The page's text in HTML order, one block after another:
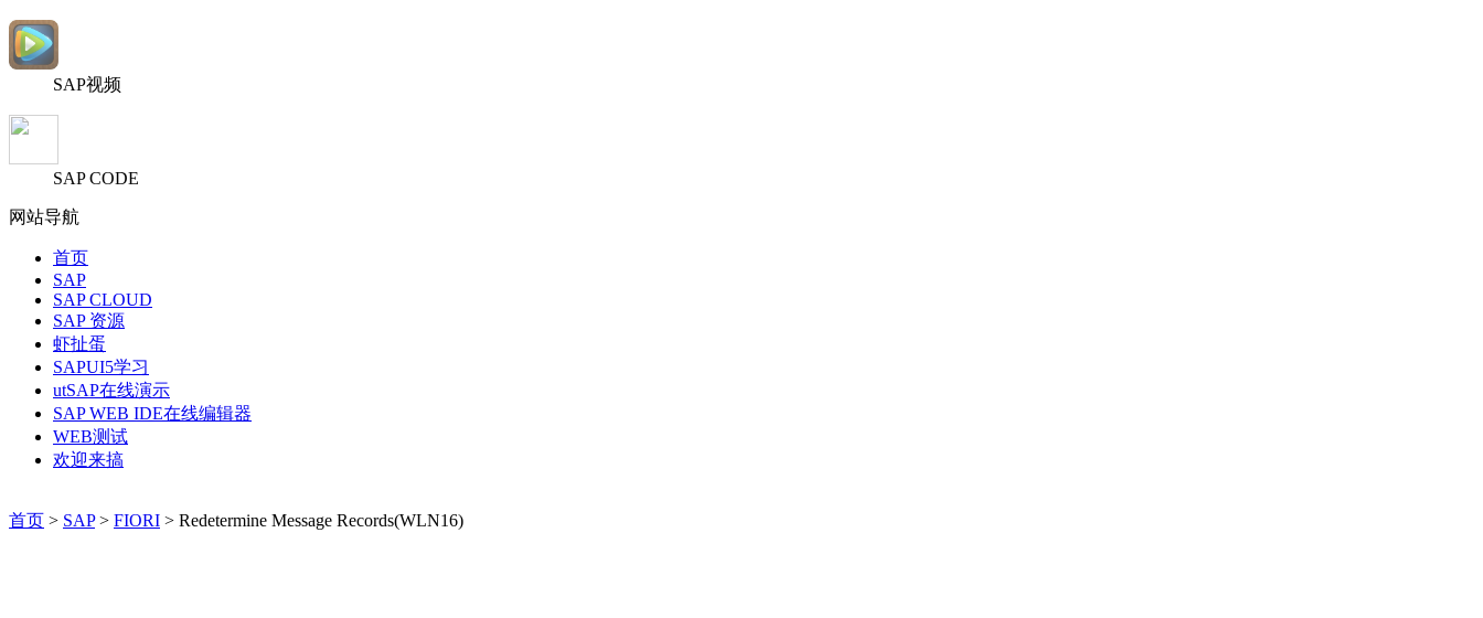
SAP视频
SAP CODE
网站导航
首页
SAP
SAP CLOUD
SAP 资源
虾扯蛋
SAPUI5学习
utSAP在线演示
SAP WEB IDE在线编辑器
WEB测试
欢迎来搞
首页 > SAP> FIORI > Redetermine Message Records(WLN16)